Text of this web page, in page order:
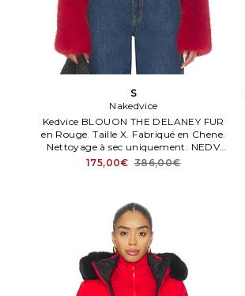
S
Nakedvice
Kedvice BLOUON THE DELANEY FUR
en Rouge. Taille X. Fabriqué en Chene.
Nettoyage à sec uniquement. NEDV
WO29. NVA 201 RD.
175,00€ 386,00€